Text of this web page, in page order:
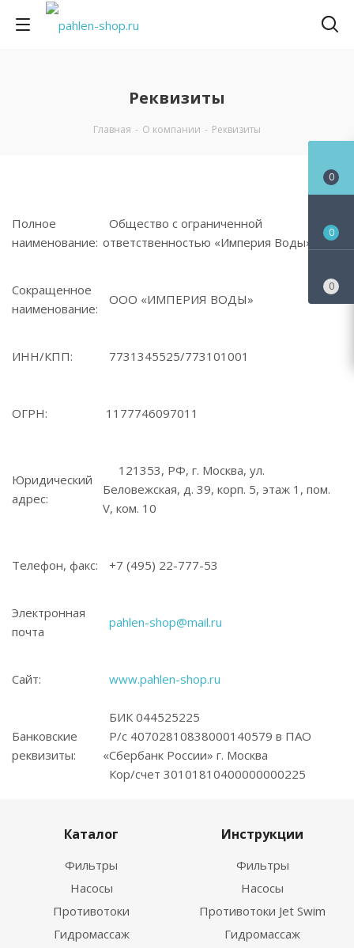
Реквизиты
Главная - О компании - Реквизиты
Полное
наименование:
Общество с ограниченной
ответственностью «Империя Воды»
Сокращенное
наименование:
ООО «ИМПЕРИЯ ВОДЫ»
ИНН/КПП: 7731345525/773101001
ОГРН: 1177746097011
Юридический
адрес:
121353, РФ, г. Москва, ул.
Беловежская, д. 39, корп. 5, этаж 1, пом.
V, ком. 10
Телефон, факс: +7 (495) 22-777-53
Электронная
почта
pahlen-shop@mail.ru
Сайт: www.pahlen-shop.ru
Банковские
реквизиты:
БИК 044525225
Р/с 40702810838000140579 в ПАО
«Сбербанк России» г. Москва
Кор/счет 30101810400000000225
Каталог
Фильтры
Насосы
Противотоки
Гидромассаж
Инструкции
Фильтры
Насосы
Противотоки Jet Swim
Гидромассаж
0
0
0